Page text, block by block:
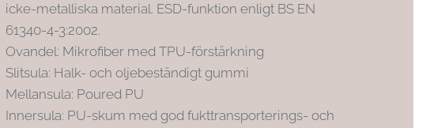
icke-metalliska material. ESD-funktion enligt BS EN
61340-4-3:2002.
Ovandel: Mikrofiber med TPU-förstärkning
Slitsula: Halk- och oljebeständigt gummi
Mellansula: Poured PU
Innersula: PU-skum med god fukttransporterings- och